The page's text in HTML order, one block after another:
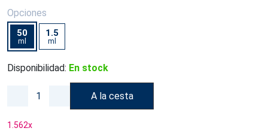
Opciones
50
ml
1.5
ml
Disponibilidad: En stock
A la cesta
1.562x